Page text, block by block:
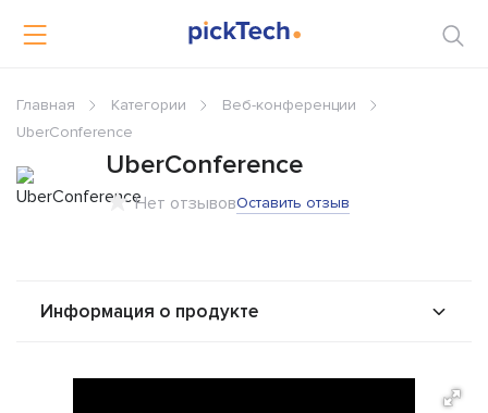
Главная Категории
Веб-конференции
UberConference
UberConference
Нет отзывовОставить отзыв
Информация о продукте